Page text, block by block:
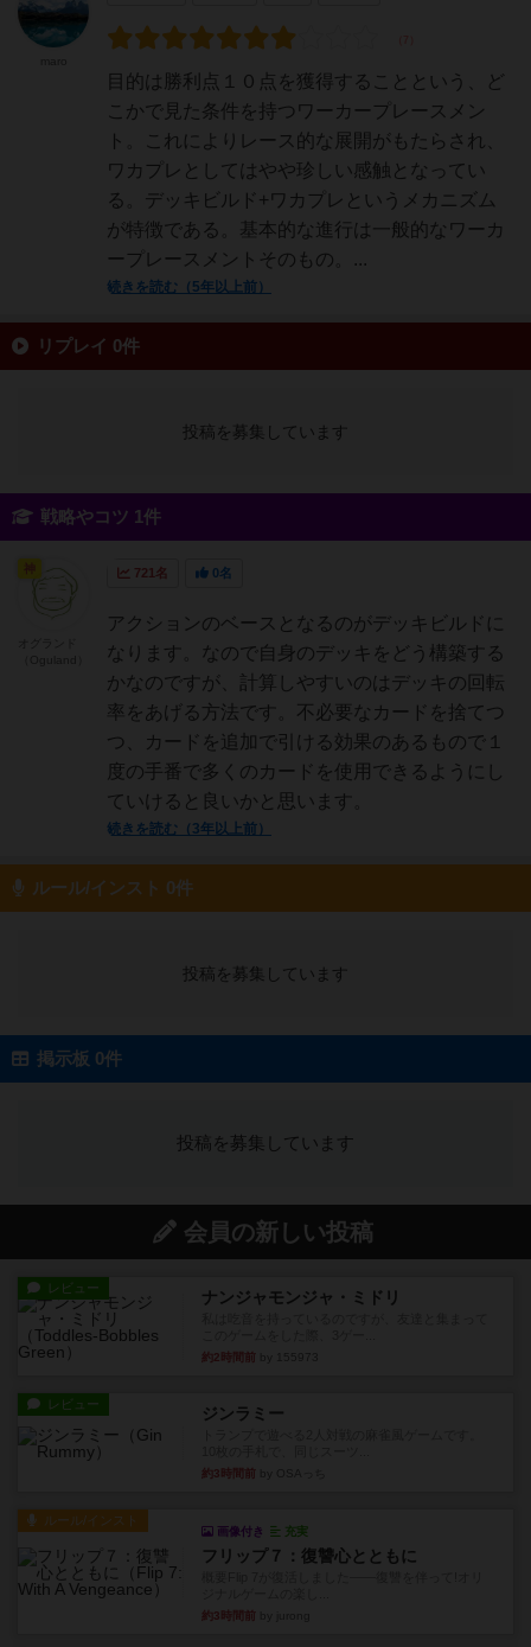
目的は勝利点１０点を獲得することという、ど
こかで見た条件を持つワーカープレースメン
ト。これによりレース的な展開がもたらされ、
ワカプレとしてはやや珍しい感触となってい
る。デッキビルド+ワカプレというメカニズム
が特徴である。基本的な進行は一般的なワーカ
ープレースメントそのもの。...
続きを読む（5年以上前）
リプレイ 0件
投稿を募集しています
戦略やコツ 1件
721名 0名
アクションのベースとなるのがデッキビルドに
なります。なので自身のデッキをどう構築する
かなのですが、計算しやすいのはデッキの回転
率をあげる方法です。不必要なカードを捨てつ
つ、カードを追加で引ける効果のあるもので１
度の手番で多くのカードを使用できるようにし
ていけると良いかと思います。
続きを読む（3年以上前）
ルール/インスト 0件
投稿を募集しています
掲示板 0件
投稿を募集しています
会員の新しい投稿
レビュー ナンジャモンジャ・ミドリ
約2時間前
レビュー ジンラミー
約3時間前
ルール/インスト
画像付き 充実
フリップ７：復讐心とともに
約3時間前